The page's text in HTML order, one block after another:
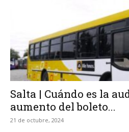
Salta | Cuándo es la
aumento del boleto...
21 de octubre, 2024